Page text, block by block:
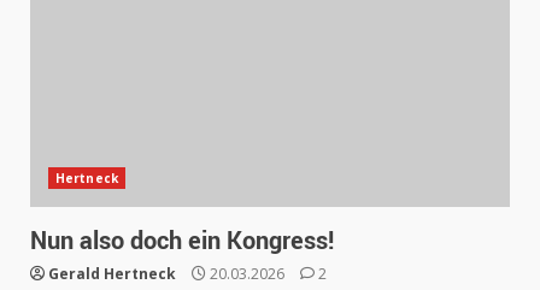
Hertneck
Nun also doch ein Kongress!
Gerald Hertneck 20.03.2026 2